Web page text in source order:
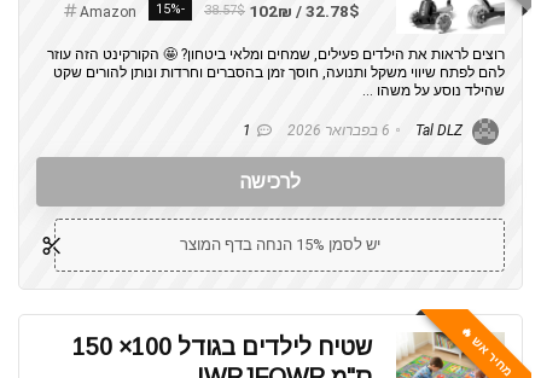
32.78$ / 102₪
38.57$
-15%
Amazon
רוצים לראות את הילדים פעילים, שמחים ומלאי ביטחון? 🤩 הקורקינט הזה עוזר
להם לפתח שיווי משקל ותנועה, חוסך זמן בהסברים וחרדות ונותן להורים שקט
שהילד נוסע על משהו ...
Tal DLZ 6 בפברואר 2026 1
לרכישה
יש לסמן 15% הנחה בדף המוצר
מחיר אש 🔥
שטיח לילדים בגודל 100× 150